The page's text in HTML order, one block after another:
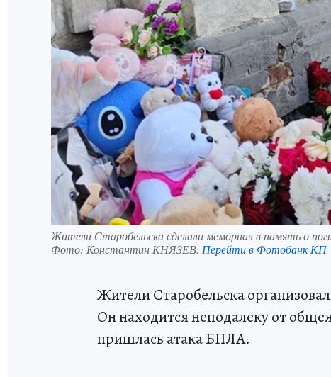
Жители Старобельска сделали мемориал в память о
Фото: Константин КНЯЗЕВ. Перейти в Фотобанк КП
Жители Старобельска
Он находится неподалеку от
пришлась атака БПЛА.